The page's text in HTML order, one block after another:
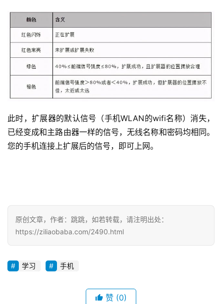
此时，扩展器的默认信号（手机WLAN的wifi名称）消失，
已经变成和主路由器一样的信号，无线名称和密码均相同。
您的手机连接上扩展后的信号，即可上网。
原创文章，作者：跳跳，如若转载，请注明出处：
https://ziliaobaba.com/2490.html
学习 手机
赞 (0)